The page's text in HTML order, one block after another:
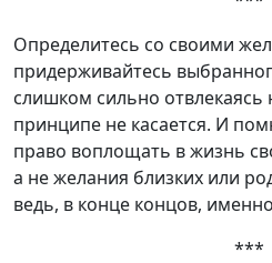
Определитесь со своими
придерживайтесь
слишком сильно отвлекаясь
принципе не касается. И
право воплощать в жизнь
а не желания близких или
ведь, в конце концов,
***